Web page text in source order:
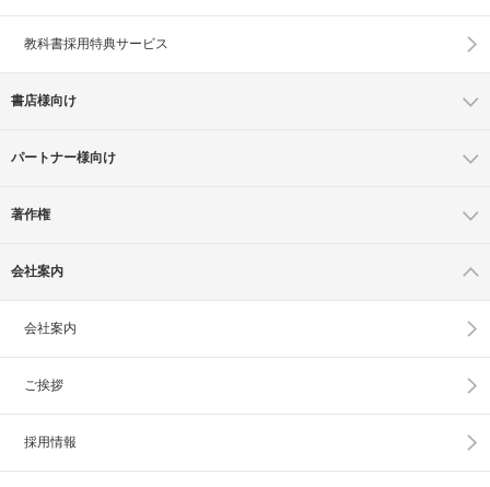
教科書採用特典サービス
書店様向け
パートナー様向け
著作権
会社案内
会社案内
ご挨拶
採用情報